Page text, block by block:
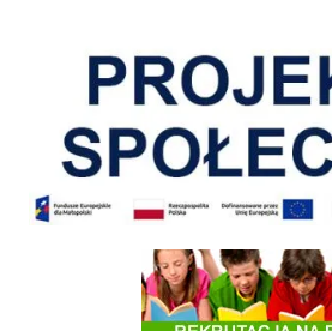
Informacja o terminach